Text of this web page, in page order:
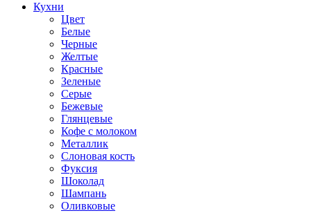
Кухни
Цвет
Белые
Черные
Желтые
Красные
Зеленые
Серые
Бежевые
Глянцевые
Кофе с молоком
Металлик
Слоновая кость
Фуксия
Шоколад
Шампань
Оливковые